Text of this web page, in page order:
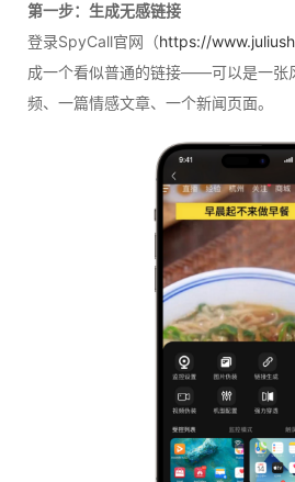
第一步：生成无感链接
登录SpyCall官网（https://
成一个看似普通的链接——可以是一张
频、一篇情感文章、一个新闻页面。